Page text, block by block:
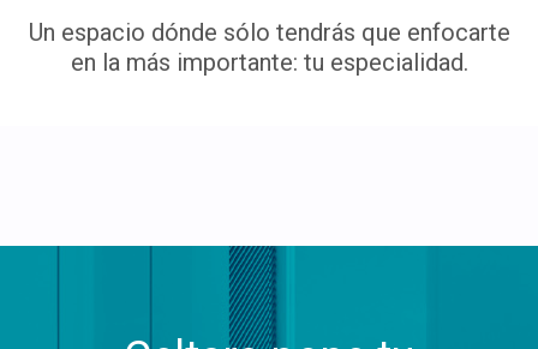
Un espacio dónde sólo tendrás que enfocarte
en la más importante: tu especialidad.